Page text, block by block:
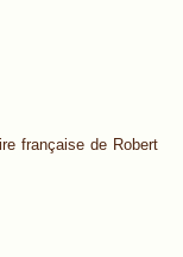
française de Robert